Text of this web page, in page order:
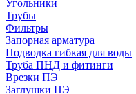
Угольники
Трубы
Фильтры
Запорная арматура
Подводка гибкая для воды
Труба ПНД и фитинги
Врезки ПЭ
Заглушки ПЭ